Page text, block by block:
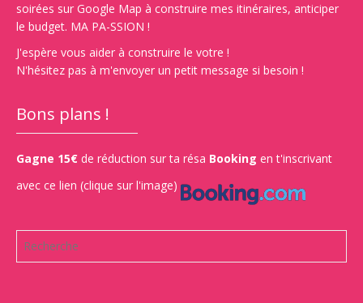
soirées sur Google Map à construire mes itinéraires, anticiper
le budget. MA PA-SSION !
J'espère vous aider à construire le votre !
N'hésitez pas à m'envoyer un petit message si besoin !
Bons plans !
Gagne 15€ de réduction sur ta résa Booking en t'inscrivant
avec ce lien (clique sur l'image)